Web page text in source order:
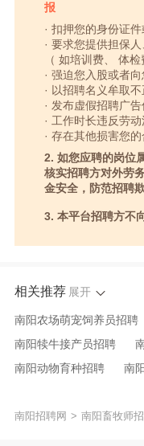
报
· 扣押您的身份证件
· 要求您提供担保
（ 如培训费、 体
· 强迫您入股或者向
· 以招聘名义牟取不
· 发布虚假招聘广告
· 工作时长违反劳动
· 存在其他损害您的
2. 如您应聘的岗位
核实招聘方对外劳
金安全，防范招聘欺
3. 本平台招聘方不
相关推荐 展开
南阳农场萌宠饲养员招聘
南阳犊牛接产员招聘
南阳动物育种招聘
南
南阳农场技术经理招聘
南阳招聘网 > 南阳畜牧师